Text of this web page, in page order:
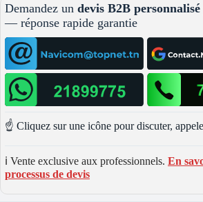
Demandez un devis B2B personnalisé
— réponse rapide garantie
☝️ Cliquez sur une icône pour discuter,
ℹ️ Vente exclusive aux professionnels. En
processus de devis